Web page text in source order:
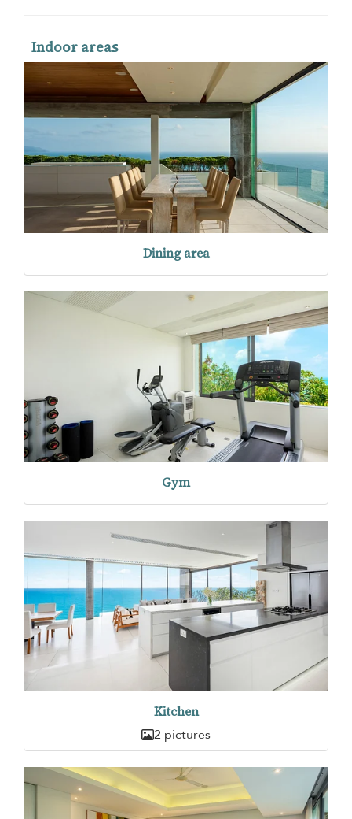
Indoor areas
Dining area
Gym
Kitchen
2 pictures